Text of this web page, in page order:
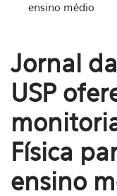
ensino médio
Jornal
USP
Física
ensino